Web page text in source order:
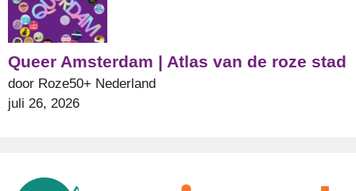
Queer Amsterdam | Atlas van de roze stad
door Roze50+ Nederland
juli 26, 2026